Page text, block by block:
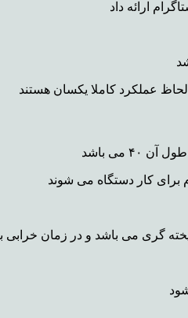
ارائه داد
عملکرد کاملا یکسان هستند
برای کار دستگاه می شوند
ریخته گری می باشد و در زمان